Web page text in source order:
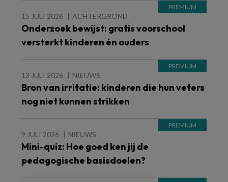
15 JULI 2026 ACHTERGROND
Onderzoek bewijst: gratis voorschool
versterkt kinderen én ouders
13 JULI 2026 NIEUWS
Bron van irritatie: kinderen die hun veters
nog niet kunnen strikken
9 JULI 2026 NIEUWS
Mini-quiz: Hoe goed ken jij de
pedagogische basisdoelen?